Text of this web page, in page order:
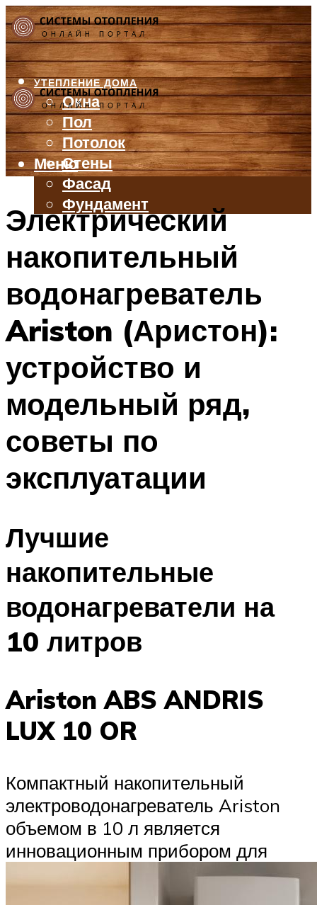
УТЕПЛЕНИЕ ДОМА
Окна
Пол
Потолок
Стены
Фасад
Фундамент
БАЛКОН И ЛОДЖИЯ
ВЕНТИЛЯЦИЯ
ТРУБЫ
Меню
Меню
Электрический
накопительный
водонагреватель
Ariston (Аристон):
устройство и
модельный ряд,
советы по
эксплуатации
Лучшие
накопительные
водонагреватели на
10 литров
Ariston ABS ANDRIS
LUX 10 OR
Компактный накопительный
электроводонагреватель Ariston
объемом в 10 л является
инновационным прибором для